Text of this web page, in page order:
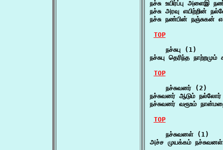
நச்சு உயிர்ப்பு
நச்சு அரவு எயிற்றின்
நச்சு நண்பின்
TOP
    நச்சுபு (1)
நச்சுபு தெரிந்த
TOP
    நச்சுவனர் (2)
நச்சுவனர் ஆடும்
நச்சுவனர் வரூஉம்
TOP
    நச்சுவனள் (1)
அச்ச முயக்கம்